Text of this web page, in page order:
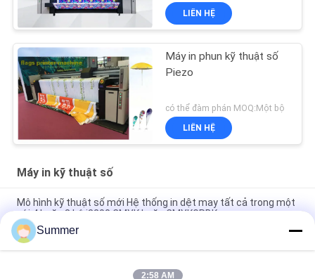
LIÊN HỆ
Máy in phun kỹ thuật số
Piezo
có thể đàm phán MOQ:Một bộ
LIÊN HỆ
Máy in kỹ thuật số
Mô hình kỹ thuật số mới Hệ thống in dệt may tất cả trong một
với 4 hoặc 8 bộ i3200 CMYK hoặc CMYKGRBK
Shanghai SAER COLOR 4 màu hoặc 8 màu Hệ thống in dệt kim
thuật số 3200mm Thiết kế vải định dạng lớn
Summer
2:58 AM